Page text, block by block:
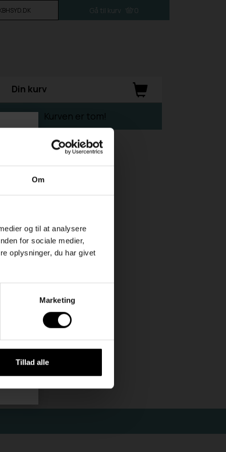
Om
og til at analysere
for sociale medier,
oplysninger, du har givet
Marketing
Tillad alle
Gå til kurv 0
Din kurv
Kurven er tom!